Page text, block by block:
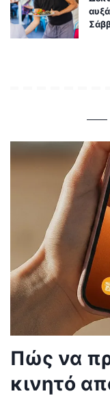
Πώς να
κινητό